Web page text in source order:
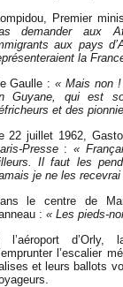
Premier
demander aux
aux pays
la
Gaulle : « Mais non !
Guyane, qui est
et des
22 juillet 1962,
Presse:«
Il faut les
je ne les
le centre de
: « Les pieds-
l’aéroport d’Orly,
l’escalier
et leurs ballots